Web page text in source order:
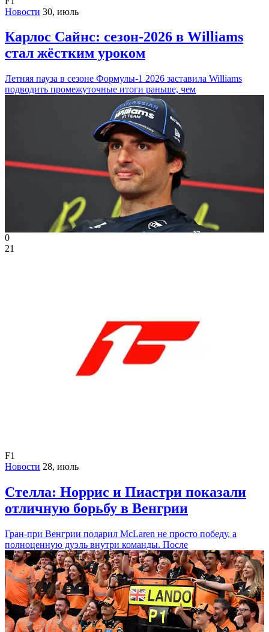
Новости 30, июль
Карлос Сайнс: сезон-2026 в Williams
стал жёстким уроком
Летняя пауза в сезоне Формулы-1 2026 заставила Williams
подводить промежуточные итоги раньше, чем
0
21
F1
Новости 28, июль
Стелла: Норрис и Пиастри показали
отличную борьбу в Венгрии
Гран-при Венгрии подарил McLaren не просто победу, а
полноценную дуэль внутри команды. После